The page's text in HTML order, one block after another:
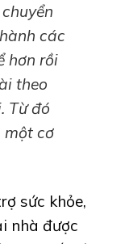
các
hơn rồi
theo
Từ đó
một cơ
sức khỏe,
nhà được